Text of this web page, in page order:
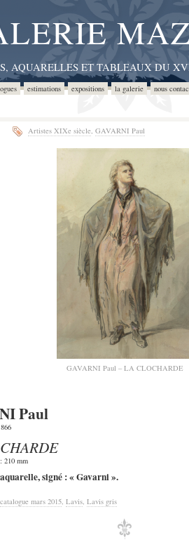
AQUARELLES ET TABLEAUX DU
estimations expositions la galerie nous
Artistes XIXe siècle, GAVARNI Paul
GAVARNI Paul – LA CLOCHARDE
Paul
210 mm
signé : « Gavarni ».
catalogue mars 2015 Lavis Lavis gris